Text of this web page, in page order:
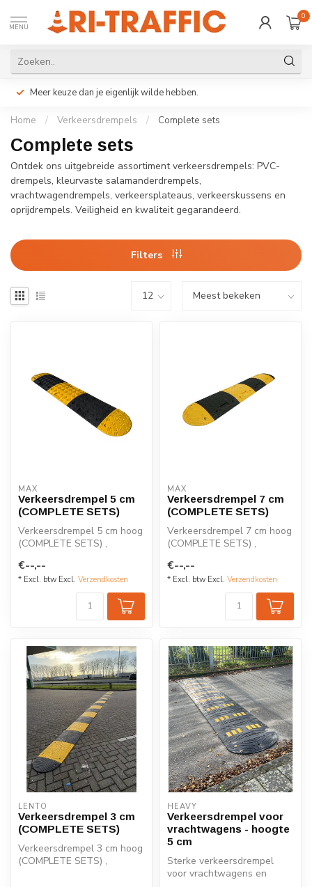
MENU
0
Meer keuze dan je eigenlijk wilde hebben.
Home / Verkeersdrempels / Complete sets
Complete sets
Ontdek ons uitgebreide assortiment verkeersdrempels: PVC-
drempels, kleurvaste salamanderdrempels,
vrachtwagendrempels, verkeersplateaus, verkeerskussens en
oprijdrempels. Veiligheid en kwaliteit gegarandeerd.
Filters
MAX
Verkeersdrempel 5 cm
(COMPLETE SETS)
Verkeersdrempel 5 cm hoog
(COMPLETE SETS) ,
eindstuk...
€--,--
* Excl. btw Excl. Verzendkosten
MAX
Verkeersdrempel 7 cm
(COMPLETE SETS)
Verkeersdrempel 7 cm hoog
(COMPLETE SETS) ,
eindstuk...
€--,--
* Excl. btw Excl. Verzendkosten
LENTO
Verkeersdrempel 3 cm
(COMPLETE SETS)
Verkeersdrempel 3 cm hoog
(COMPLETE SETS) ,
HEAVY
Verkeersdrempel voor
vrachtwagens - hoogte
5 cm
Sterke verkeersdrempel
voor vrachtwagens en